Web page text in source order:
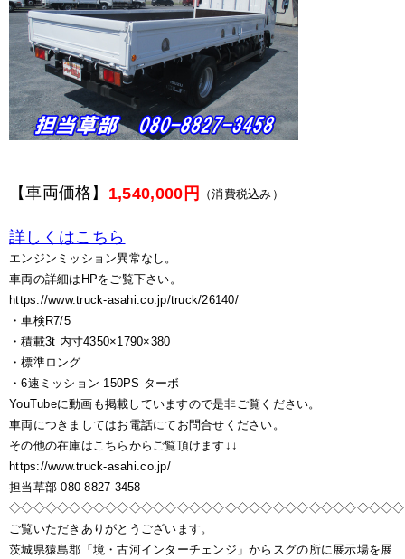
【車両価格】 1,540,000円 （消費税込み）
詳しくはこちら
エンジンミッション異常なし。
車両の詳細はHPをご覧下さい。
https://www.truck-asahi.co.jp/truck/26140/
・車検R7/5
・積載3t 内寸4350×1790×380
・標準ロング
・6速ミッション 150PS ターボ
YouTubeに動画も掲載していますので是非ご覧ください。
車両につきましてはお電話にてお問合せください。
その他の在庫はこちらからご覧頂けます↓↓
https://www.truck-asahi.co.jp/
担当草部 080-8827-3458
ご覧いただきありがとうございます。
茨城県猿島郡「境・古河インターチェンジ」からスグの所に展示場を展